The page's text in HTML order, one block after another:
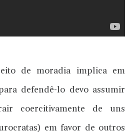
de moradia implica em
defendê-lo devo assumir
coercitivamente de uns
em favor de outros